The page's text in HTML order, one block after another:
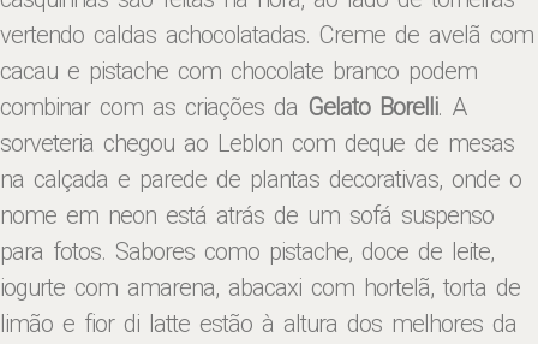
vertendo caldas achocolatadas. Creme de avelã com
cacau e pistache com chocolate branco podem
combinar com as criações da Gelato Borelli. A
sorveteria chegou ao Leblon com deque de mesas
na calçada e parede de plantas decorativas, onde o
nome em neon está atrás de um sofá suspenso
para fotos. Sabores como pistache, doce de leite,
iogurte com amarena, abacaxi com hortelã, torta de
limão e fior di latte estão à altura dos melhores da